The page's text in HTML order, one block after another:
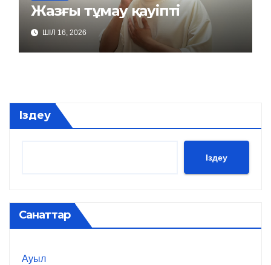
Жазғы тұмау қауіпті
ШІЛ 16, 2026
Іздеу
Іздеу
Санаттар
Ауыл